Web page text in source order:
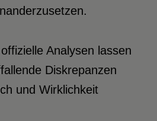
Analysen lassen
Diskrepanzen
und Wirklichkeit